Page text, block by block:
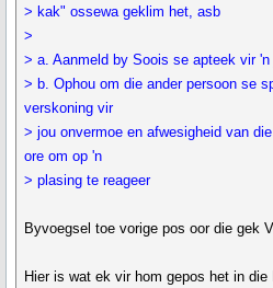
> kak" ossewa geklim het, asb
>
> a. Aanmeld by Soois se apteek vir
> b. Ophou om die ander persoon se
verskoning vir
> jou onvermoe en afwesigheid van
ore om op 'n
> plasing te reageer
Byvoegsel toe vorige pos oor die gek
Hier is wat ek vir hom gepos het in